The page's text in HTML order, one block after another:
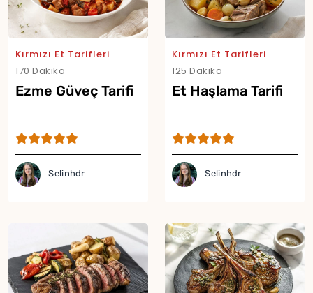
Kırmızı Et Tarifleri
170 Dakika
Ezme Güveç Tarifi
Selinhdr
Kırmızı Et Tarifleri
125 Dakika
Et Haşlama Tarifi
Selinhdr